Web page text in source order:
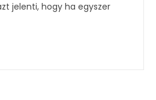
jelenti, hogy ha egyszer